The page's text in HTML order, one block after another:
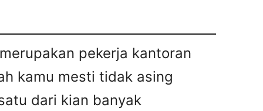
pekerja kantoran
kamu mesti tidak asing
dari kian banyak